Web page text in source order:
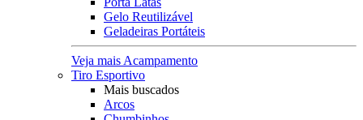
Gelo Reutilizável
Geladeiras Portáteis
Veja mais Acampamento
Tiro Esportivo
Mais buscados
Arcos